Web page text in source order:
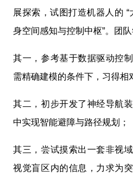
展探索，试图打造机器人的
身空间感知与控制中枢”。团
其一，参考基于数据驱动控
需精确建模的条件下，习得相
其二，初步开发了神经导航
中实现智能避障与路径规划；
其三，尝试摸索出一套非视
视觉盲区内的信息，力求为